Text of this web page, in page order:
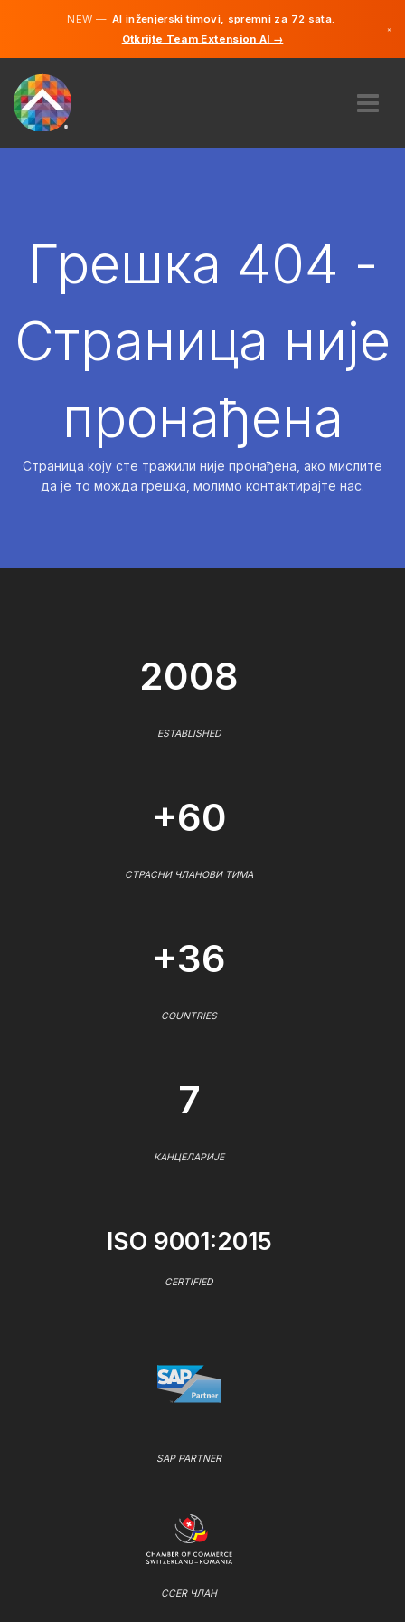
NEW —AI inženjerski timovi, spremni za 72 sata.
Otkrijte Team Extension AI →
×
SR
Грешка 404 -
Страница није
пронађена
Страница коју сте тражили није пронађена, ако мислите
да је то можда грешка, молимо контактирајте нас.
2008
ESTABLISHED
+60
СТРАСНИ ЧЛАНОВИ ТИМА
+36
COUNTRIES
7
КАНЦЕЛАРИЈЕ
ISO 9001:2015
CERTIFIED
SAP PARTNER
CCER ЧЛАН